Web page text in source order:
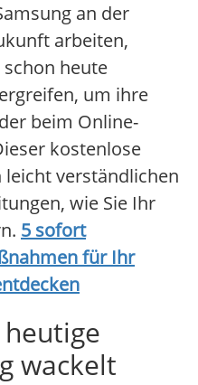
an der
arbeiten,
heute
um ihre
beim Online-
kostenlose
leicht verständlichen
wie Sie Ihr
5 sofort
für Ihr
wackelt